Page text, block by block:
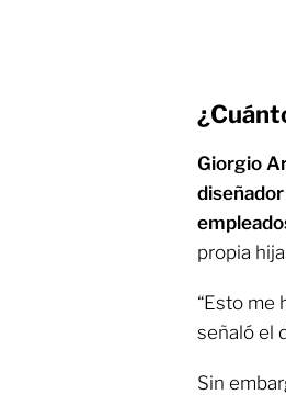
Giorgio
propia
“Esto me
señaló el
Sin